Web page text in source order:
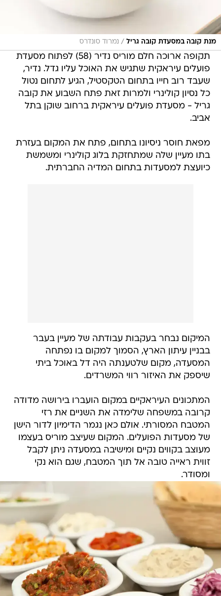
מנת קובה במסעדת קובה גריל / נמרוד סונדרס
תקופה ארוכה חלם מוריס נדיר (58) לפתוח מסעדת
פועלים עיראקית שתגיש את האוכל עליו גדל. נדיר,
שעבד רוב חייו בתחום הטקסטיל, הגיע לתחום נטול
כל נסיון קולינרי ולמרות זאת פתח השבוע את קובה
גריל - מסעדת פועלים עיראקית ברחוב שוקן בתל
אביב.
מפאת חוסר ניסיונו בתחום, פתח את המקום בעזרת
בתו מעיין שלה שמתחזקת בלוג קולינרי ומשמשת
כיועצת למסעדות בתחום המדיה החברתית.
המיקום נבחר בעקבות עבודתה של מעיין בעבר
בבניין עיתון הארץ, הסמוך למקום בו נפתחה
המסעדה, מקום שלטענתה היה דל באוכל ביתי
שיספק את האיזור רווי המשרדים.
המתכונים העיראקיים במקום הועברו בירושה מדודה
קרובה במשפחה שלימדה את השניים את רזי
המטבח המסורתי. אולם כאן נגמר הדימיון לדור הישן
של מסעדות הפועלים. המקום שעיצב מוריס בעצמו
מעוצב בקווים נקיים ומישיבה במסעדה ניתן לקבל
זווית ראייה טובה אל תוך המטבח, שגם הוא נקי
ומסודר.